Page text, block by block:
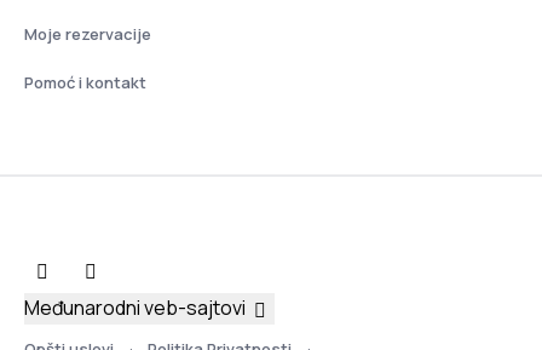
Moje rezervacije
Pomoć i kontakt
Međunarodni veb-sajtovi